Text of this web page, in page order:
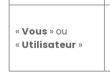
«Vous » ou
« Utilisateur »